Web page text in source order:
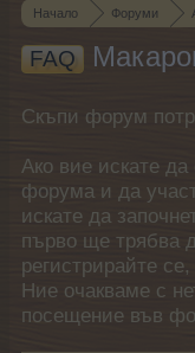
Начало Форуми
FAQ
Скъпи форум
Ако вие искате
форума и да
искате да
първо ще трябва
регистрирайте
Ние очакваме с
посещение във